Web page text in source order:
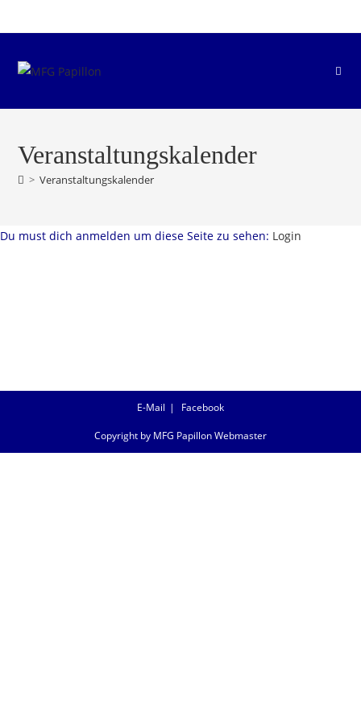
Inhalt
Veranstaltungskalender
> Veranstaltungskalender
Du must dich anmelden um diese Seite zu sehen: Login
E-Mail Facebook
Copyright by MFG Papillon Webmaster